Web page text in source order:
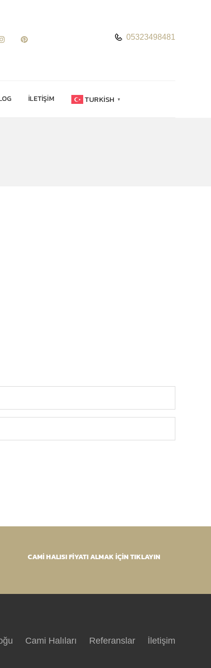
05323498481
İLETIŞIM TURKISH ▼
CAMİ HALISI FİYATI ALMAK İÇİN TIKLAYIN
Cami Halıları Referanslar İletişim